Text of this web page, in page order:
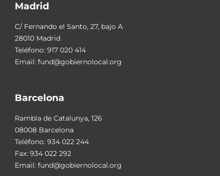
Madrid
C/ Fernando el Santo, 27, bajo A
28010 Madrid
Teléfono: 917 020 414
Email: fund@gobiernolocal.org
Barcelona
Rambla de Catalunya, 126
08008 Barcelona
Teléfono: 934 022 244
Fax: 934 022 292
Email: fund@gobiernolocal.org